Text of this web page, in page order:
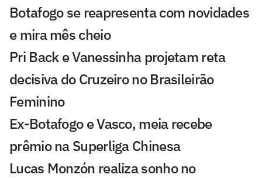
Botafogo se reapresenta com novidades
e mira mês cheio
Pri Back e Vanessinha projetam reta
decisiva do Cruzeiro no Brasileirão
Feminino
Ex-Botafogo e Vasco, meia recebe
prêmio na Superliga Chinesa
Lucas Monzón realiza sonho no